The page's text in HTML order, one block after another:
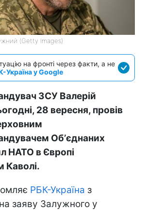
(Getty Images)
на фронті через факти, а не
Україна у Google
ЗСУ Валерій
28 вересня, провів
Обʼєднаних
НАТО в Європі
Каволі.
РБК-Україна з
заяву Залужного у